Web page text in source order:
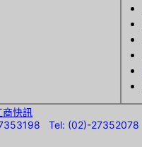
快訊
Tel: (02)-27352078